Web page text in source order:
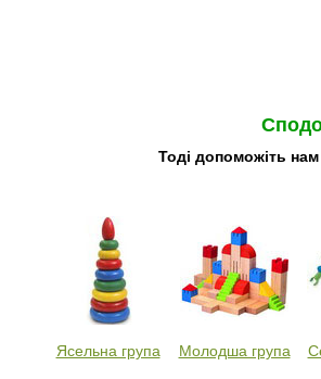
Тоді допоможіть
Ясельна група Молодша група